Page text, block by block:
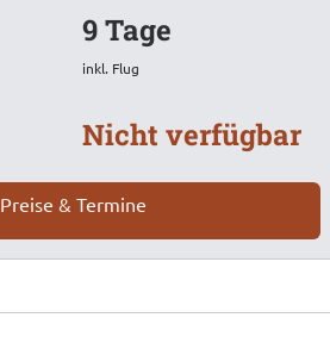
9Tage
inkl. Flug
Nicht verfügbar
Preise & Termine